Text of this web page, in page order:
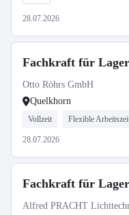
28.07.2026
Fachkraft für
Otto Röhrs GmbH
Quelkhorn
Vollzeit Flexible
28.07.2026
Fachkraft für
Alfred PRACHT